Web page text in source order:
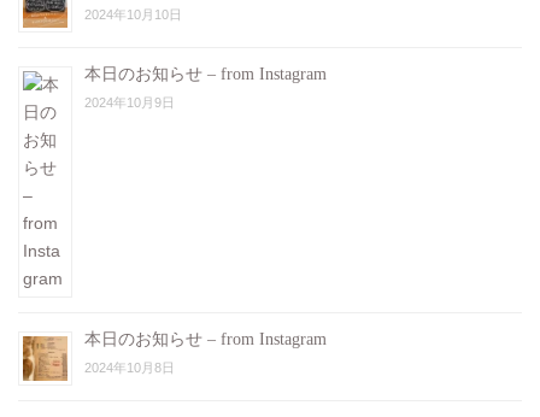
2024年10月10日
本日のお知らせ – from Instagram
2024年10月9日
本日のお知らせ – from Instagram
2024年10月8日